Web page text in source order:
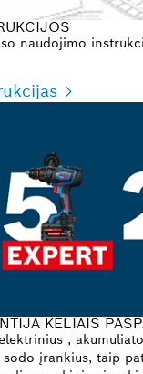
naudojimo
KELIAIS
,
įrankius, taip